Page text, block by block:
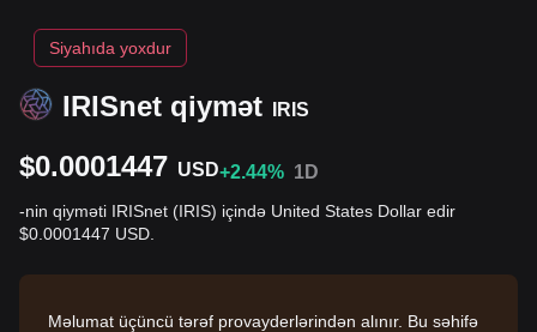
IRISnet qiymət IRIS
Siyahıda yoxdur
$0.0001447 USD+2.44% 1D
-nin qiyməti IRISnet (IRIS) içində United States Dollar edir
$0.0001447 USD.
Məlumat üçüncü tərəf provayderlərindən alınır. Bu səhifə